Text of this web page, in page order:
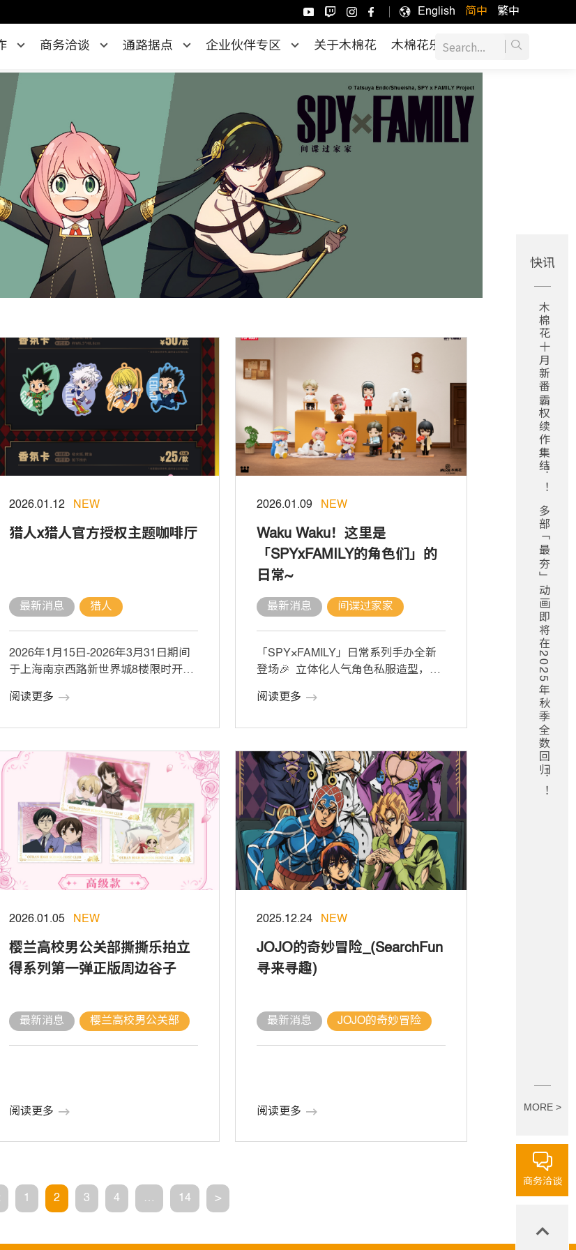
English 简中 繁中
商务洽谈 通路据点 企业伙伴专区 关于木棉花 木棉花乐园
2026.01.12 NEW
猎人x猎人官方授权主题咖啡厅
最新消息 猎人
2026年1月15日-2026年3月31日期间
于上海南京西路新世界城8楼限时开放!
阅读更多
2026.01.09 NEW
Waku Waku！这里是
「SPYxFAMILY的角色们」的
日常~
最新消息 间谍过家家
「SPY×FAMILY」日常系列手办全新
登场🎉 立体化人气角色私服造型，精
[…]
阅读更多
2026.01.05 NEW
樱兰高校男公关部撕撕乐拍立
得系列第一弹正版周边谷子
最新消息 樱兰高校男公关部
阅读更多
2025.12.24 NEW
JOJO的奇妙冒险_(SearchFun
寻来寻趣)
最新消息 JOJO的奇妙冒险
阅读更多
1 2 3 4 … 14 >
快讯
木棉花十月新番霸权续作集结！ ！多部「最夯」动画即将在2025年秋季全数回归！ ！
MORE >
商务洽谈